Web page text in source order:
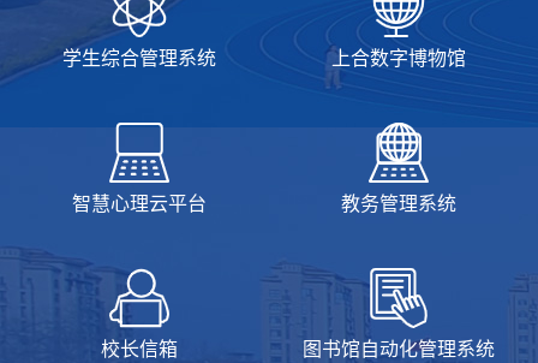
学生综合管理系统 上合数字博物馆
智慧心理云平台 教务管理系统
校长信箱 图书馆自动化管理系统